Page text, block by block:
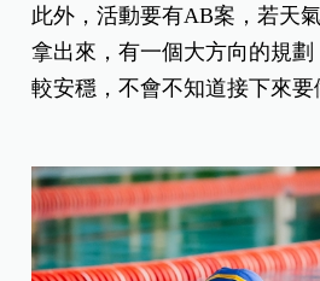
此外，活動要有AB案，若天
拿出來，有一個大方向的規
較安穩，不會不知道接下來要